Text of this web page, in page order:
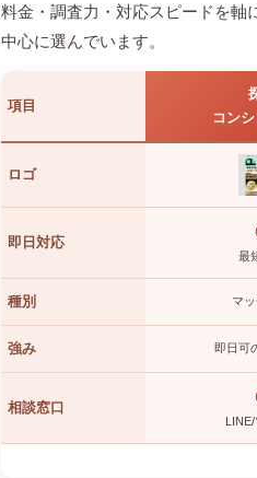
料金・調査力・対応スピードを軸
中心に選んでいます。
項目
コン
ロゴ
即日対応
最
種別 マ
強み 即日可
相談窓口